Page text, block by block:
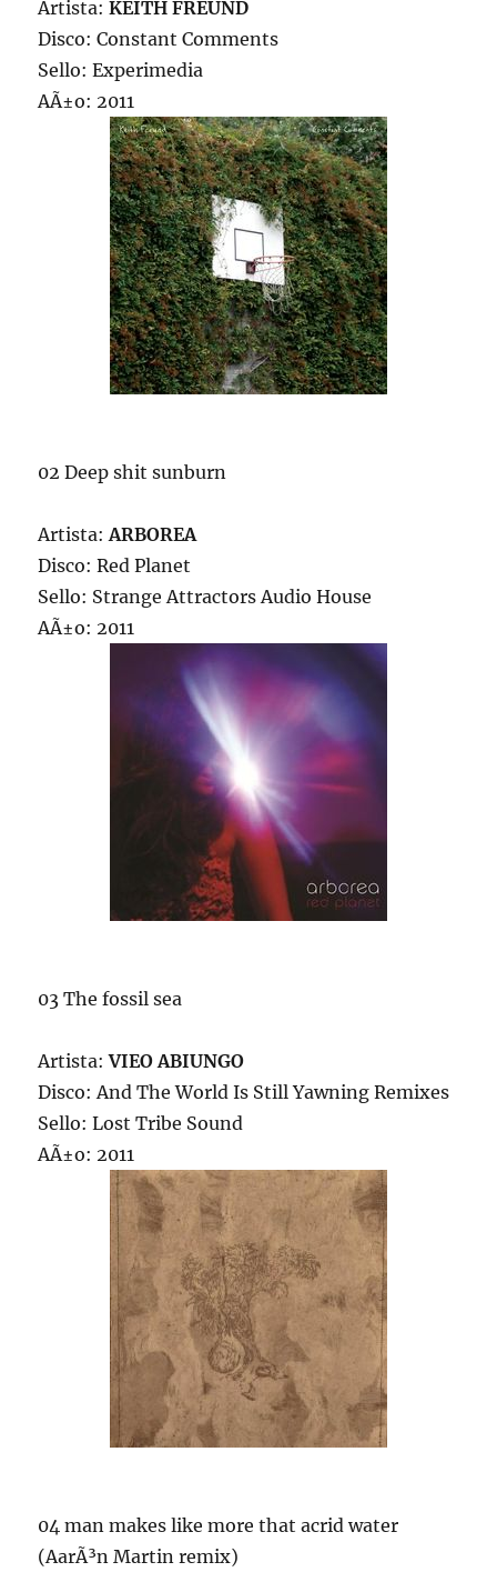
Artista:KEITH FREUND
Disco: Constant Comments
Sello: Experimedia
AÃ±o: 2011
02 Deep shit sunburn
Artista:ARBOREA
Disco: Red Planet
Sello: Strange Attractors Audio House
AÃ±o: 2011
03 The fossil sea
Artista:VIEO ABIUNGO
Disco: And The World Is Still Yawning Remixes
Sello: Lost Tribe Sound
AÃ±o: 2011
04 man makes like more that acrid water
(AarÃ³n Martin remix)